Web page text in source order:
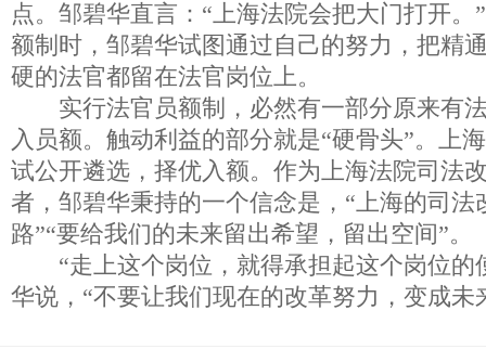
点。邹碧华直言：“上海法院会把大门打开。
额制时，邹碧华试图通过自己的努力，把精
硬的法官都留在法官岗位上。
实行法官员额制，必然有一部分原来有
入员额。触动利益的部分就是“硬骨头”。上
试公开遴选，择优入额。作为上海法院司法
者，邹碧华秉持的一个信念是，“上海的司法
路”“要给我们的未来留出希望，留出空间”。
“走上这个岗位，就得承担起这个岗位的
华说，“不要让我们现在的改革努力，变成未